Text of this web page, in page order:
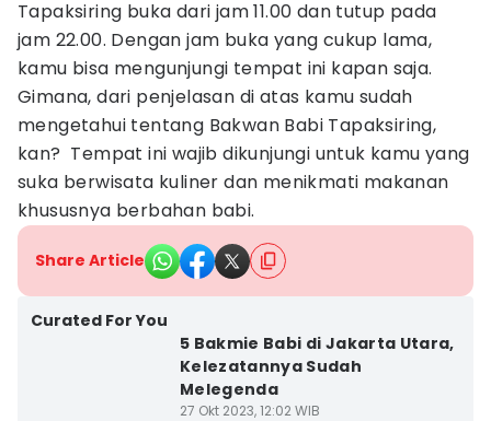
Tapaksiring buka dari jam 11.00 dan tutup pada
jam 22.00. Dengan jam buka yang cukup lama,
kamu bisa mengunjungi tempat ini kapan saja.
Gimana, dari penjelasan di atas kamu sudah
mengetahui tentang Bakwan Babi Tapaksiring,
kan? Tempat ini wajib dikunjungi untuk kamu yang
suka berwisata kuliner dan menikmati makanan
khususnya berbahan babi.
Share Article
Curated For You
5 Bakmie Babi di Jakarta Utara,
Kelezatannya Sudah
Melegenda
27 Okt 2023, 12:02 WIB